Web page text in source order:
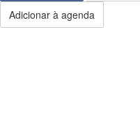
Adicionar à agenda